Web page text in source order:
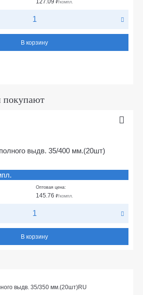
127.09 ₽/компл.
В корзину
покупают
выдв. 35/400 мм.(20шт)
Оптовая цена:
145.76 ₽/компл.
В корзину
выдв. 35/350 мм.(20шт)RU